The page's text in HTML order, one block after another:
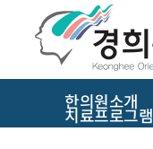
한의원소개
치료프로그램